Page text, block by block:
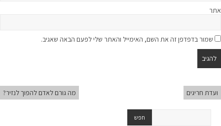
אתר
שמור בדפדפן זה את השם, האימייל והאתר שלי לפעם הבאה שאגיב.
ועדת חריגים מה גורם לאדם להפוך לנזיר?